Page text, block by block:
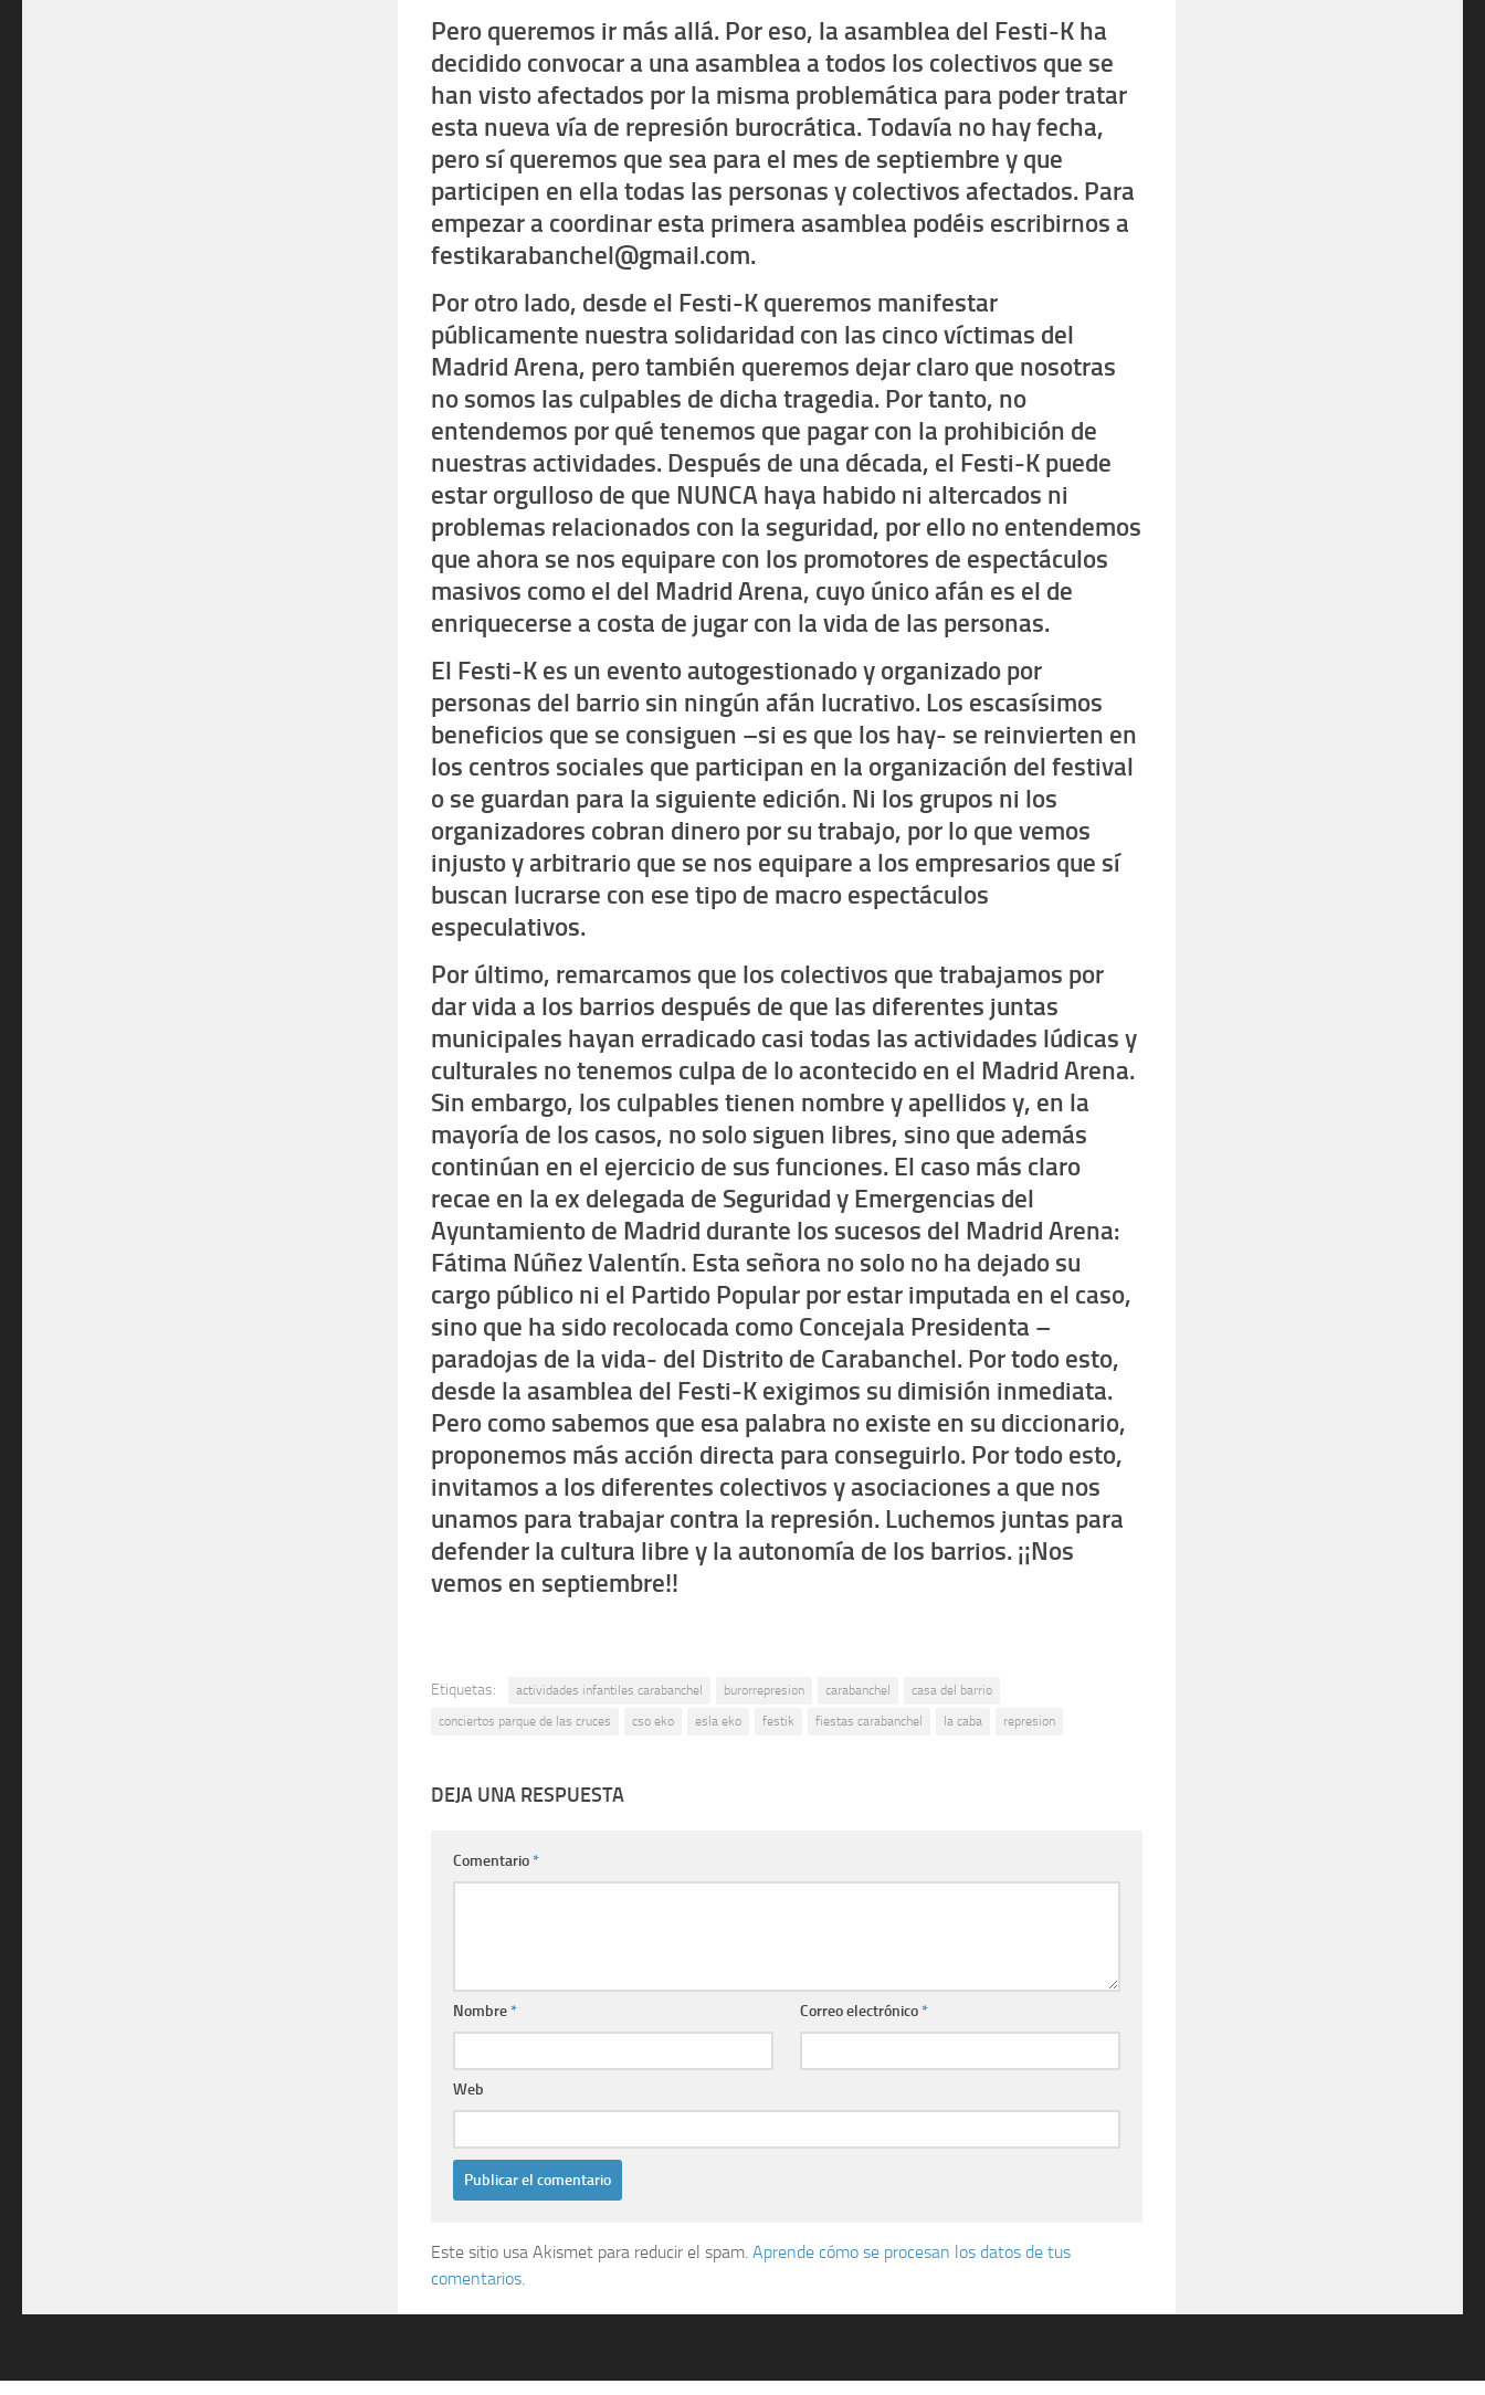
Pero queremos ir más allá. Por eso, la asamblea del Festi-K ha
decidido convocar a una asamblea a todos los colectivos que se
han visto afectados por la misma problemática para poder tratar
esta nueva vía de represión burocrática. Todavía no hay fecha,
pero sí queremos que sea para el mes de septiembre y que
participen en ella todas las personas y colectivos afectados. Para
empezar a coordinar esta primera asamblea podéis escribirnos a
festikarabanchel@gmail.com.
Por otro lado, desde el Festi-K queremos manifestar
públicamente nuestra solidaridad con las cinco víctimas del
Madrid Arena, pero también queremos dejar claro que nosotras
no somos las culpables de dicha tragedia. Por tanto, no
entendemos por qué tenemos que pagar con la prohibición de
nuestras actividades. Después de una década, el Festi-K puede
estar orgulloso de que NUNCA haya habido ni altercados ni
problemas relacionados con la seguridad, por ello no entendemos
que ahora se nos equipare con los promotores de espectáculos
masivos como el del Madrid Arena, cuyo único afán es el de
enriquecerse a costa de jugar con la vida de las personas.
El Festi-K es un evento autogestionado y organizado por
personas del barrio sin ningún afán lucrativo. Los escasísimos
beneficios que se consiguen –si es que los hay- se reinvierten en
los centros sociales que participan en la organización del festival
o se guardan para la siguiente edición. Ni los grupos ni los
organizadores cobran dinero por su trabajo, por lo que vemos
injusto y arbitrario que se nos equipare a los empresarios que sí
buscan lucrarse con ese tipo de macro espectáculos
especulativos.
Por último, remarcamos que los colectivos que trabajamos por
dar vida a los barrios después de que las diferentes juntas
municipales hayan erradicado casi todas las actividades lúdicas y
culturales no tenemos culpa de lo acontecido en el Madrid Arena.
Sin embargo, los culpables tienen nombre y apellidos y, en la
mayoría de los casos, no solo siguen libres, sino que además
continúan en el ejercicio de sus funciones. El caso más claro
recae en la ex delegada de Seguridad y Emergencias del
Ayuntamiento de Madrid durante los sucesos del Madrid Arena:
Fátima Núñez Valentín. Esta señora no solo no ha dejado su
cargo público ni el Partido Popular por estar imputada en el caso,
sino que ha sido recolocada como Concejala Presidenta –
paradojas de la vida- del Distrito de Carabanchel. Por todo esto,
desde la asamblea del Festi-K exigimos su dimisión inmediata.
Pero como sabemos que esa palabra no existe en su diccionario,
proponemos más acción directa para conseguirlo. Por todo esto,
invitamos a los diferentes colectivos y asociaciones a que nos
unamos para trabajar contra la represión. Luchemos juntas para
defender la cultura libre y la autonomía de los barrios. ¡¡Nos
vemos en septiembre!!
Etiquetas: actividades infantiles carabanchel burorrepresion carabanchel
casa del barrio
conciertos parque de las cruces
cso eko esla eko festik fiestas carabanchel la caba represion
DEJA UNA RESPUESTA
Comentario*
Nombre* Correo electrónico*
Web
Este sitio usa Akismet para reducir el spam. Aprende cómo se procesan los datos de tus
comentarios.